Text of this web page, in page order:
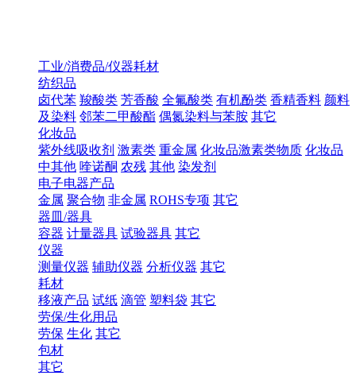
工业/消费品/仪器耗材
纺织品
卤代苯 羧酸类 芳香酸 全氟酸类 有机酚类 香精香料 颜料
及染料 邻苯二甲酸酯 偶氮染料与苯胺 其它
化妆品
紫外线吸收剂 激素类 重金属 化妆品激素类物质 化妆品
中其他 喹诺酮 农残 其他 染发剂
电子电器产品
金属 聚合物 非金属 ROHS专项 其它
器皿/器具
容器 计量器具 试验器具 其它
仪器
测量仪器 辅助仪器 分析仪器 其它
耗材
移液产品 试纸 滴管 塑料袋 其它
劳保/生化用品
劳保 生化 其它
包材
其它